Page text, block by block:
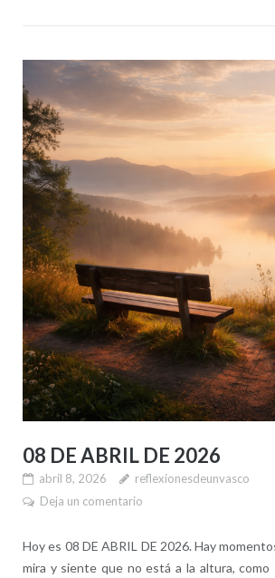
08 DE ABRIL DE 2026
abril 8, 2026
reflexionesdeunvasco
Deja un comentario
Hoy es 08 DE ABRIL DE 2026. Hay
mira y siente que no está a la altura,